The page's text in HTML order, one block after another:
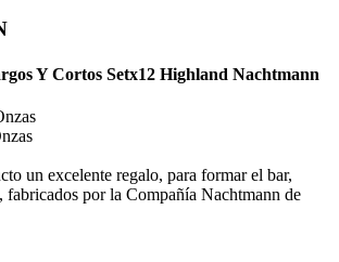
Y Cortos Setx12 Highland Nachtmann
un excelente regalo, para formar el bar,
por la Compañía Nachtmann de